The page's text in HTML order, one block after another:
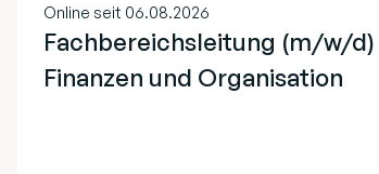
Online seit 06.08.2026
Fachbereichsleitung (m/w/d)
Finanzen und Organisation